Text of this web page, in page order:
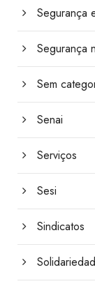
Segurança
Segurança
Sem
Senai
Serviços
Sesi
Sindicatos